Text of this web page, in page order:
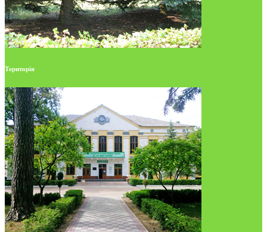
Територія